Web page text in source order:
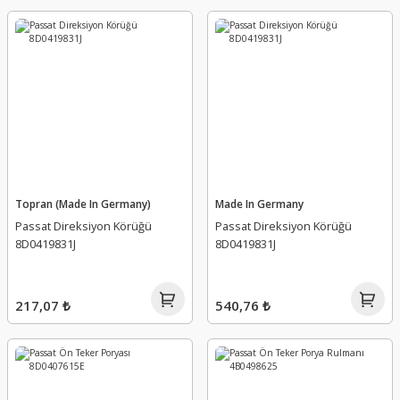
Topran (Made In Germany)
Passat Direksiyon Körüğü
8D0419831J
217,07 ₺
Made In Germany
Passat Direksiyon Körüğü
8D0419831J
540,76 ₺